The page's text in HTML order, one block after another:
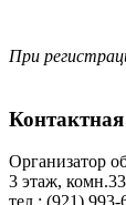
При
Организатор
3 этаж,